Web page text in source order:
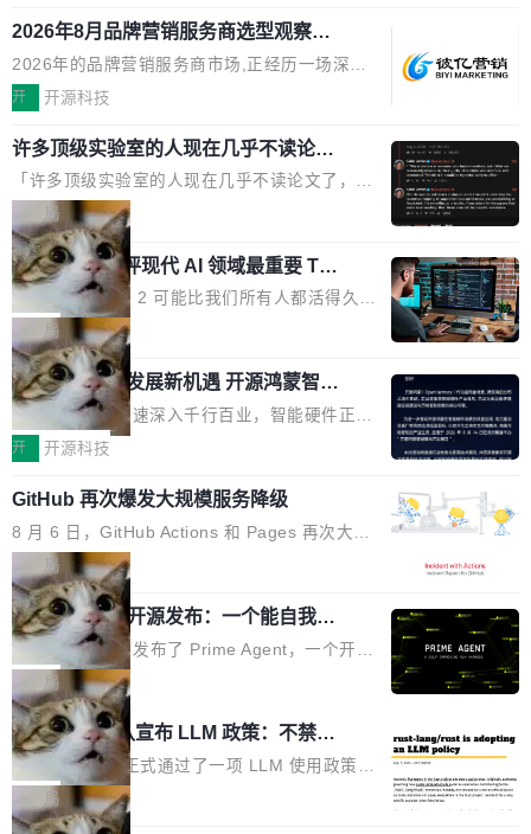
想快速了解背景 解释 让 AI 解释选中文本 读到
费解...
要。但用久了你会发现，它们本质上都是同一类
东西：一个带网页上下文的聊天框。 它们能读取
页面的文本，然后把文本丢给大模型，再返回一
段回答。仅此而已。 这当然有用，但总觉得差点
意思。比如我在一个后台管理系统里，需要填50
个表单字段，每个字段还有联动逻辑；比如我
想...
电源专为发烧级DIY主机与本地AI算力平台打
造，整机长度仅16厘米，提供1600W额定功率
与80PLUS钛金能效；支持ATX 3.1与PCIe 5.1
规范，结合服务器级元件、完善供电线材与内置
实时LCD监控屏，可充分满足当下高阶PC主机
的严苛使用需求。 澎湃功率，紧凑机身 钛金雕1
600PG5 AI TOP具备强悍输出功率，同时实现
机身尺寸大幅精简。整机长度仅16厘米，属于同
功率段机身尺寸十分紧凑的1600W电源产品。小
巧机身有效提升市面主流标准A...
2026年8月品牌营销服务商选型观察：
从流量思维到品牌资产思维的范式转移
2026年的品牌营销服务商市场,正经历一场深刻
的价值重构。全球全案品牌代理机构市场从2025
复合增长率达5.44%,预计2032年将突破120亿美
元。数字广告与公共关系相关服务市场更是从20
25年的8463亿美元扩张至2026年的8763亿美
元。数字的背后是一个清晰的事实——品牌对专
业化营销服务的需求从未如此迫切。 但市场扩容
的同时,服务商的竞争逻辑正在改变。2026年Top
Agency年度合辑的观察指出,“产品”这个离消费
者最近的载体,在整个品牌营销层面的权重显著变
高了。全域营销服务商的竞争正在从规模转向深
度,案例厚度、全域覆盖、多线协同...
开 开源科技
许多顶级实验室的人现在几乎不读论文
了
「许多顶级实验室的人现在几乎不读论文了，而
且他们认为 ICLR/ICML/NeurIPS 充斥着大量过
度宣传和欺诈。」 OpenAI 研究员 Keller Jorda
n 这条推文引发了广泛讨论。他不是在说风凉
话，他是说出了一个圈内人尽皆知但很少公开捅
破的事实。 Jordan 随后补充了一句软化声明：
「我不认为这些会议上大部分论文都在过度宣传
或造假。问题是，作为读者，如果你筛选出那些
看起来最令人兴奋的论文，那它们大部分都是过
度宣传的。」 这才是真正的痛点。不是所有论文
都有问题，是最吸引眼球的那批论文最有问题。
他引用的帖子来自 Mathew Shen，一位 ICLR 2
026 的读者：「看了篇 ...
局
xAI 前工程师评现代 AI 领域最重要 Top
3 开源项目
Flash Attention 2 可能比我们所有人都活得久。
这句话不是来自某个技术博客，而是出自 Hieu
Pham 的一条推文。Hieu Pham 是谁？他是 xAI
的早期工程师之一，在 Grok 训练基础设施团队
工作过。近日他在 X 上发了一条帖子，列出了他
认为现代 AI 领域最重要的三个开源项目。 第一
理由很具体。FA 系列不需要解释，但 FA2 是他
认为最重要的一个——复杂度恰到好处，刚好能
驱动你去学 CuTe，但还没被那些"邪恶的" Hopp
er++ 优化所淹没，足够容易修改和适配。 更关
键的是 FA2 的持久性...
局
共商智能硬件发展新机遇 开源鸿蒙智能
硬件开发者日杭州站即将举行
随着万物智联加速深入千行百业，智能硬件正从
单点设备迈向智能化、网联化、协同化发展。作
鸿蒙通过统一技术底座和分布式能力，为不同类
型智能设备的开发、连接与互联提供关键支撑，
也为产业链企业探索产品创新与商业增长打开新
的空间。 8月14日，开源鸿蒙智能硬件开发者日
（OHDD：OpenHarmony Hardware Develope
r Day）将在杭州启航。活动面向智能硬件产业
链企业和开发者，邀请行业专家与资深技术顾
问，围绕开源鸿蒙技术能力、设备适配、芯片适
配、功耗与稳定性调优、兼容性测评及统一互联
等内容展开系统讲解和实战交流，帮助企业进一
步了解开源鸿蒙在智能...
开 开源科技
GitHub 再次爆发大规模服务降级
8 月 6 日，GitHub Actions 和 Pages 再次大规
模服务降级，Actions 完全不可用超过 5 小时，
webhook 停发，连自托管 runner 也因调度层故
障无法工作。Pages、Copilot code review、C
opilot coding agent 全部受影响。从检测到完全
恢复，大约 12 小时。 这是 2026 年 8 月的第六
起事故，其中四起与 AI/Copilot 服务相关。 Git
Hub 员工 kdaigle 在 HN 讨论中贴出了一组数
据：2025 年全年 10 亿次 commit。现在，每周
2.75 亿次，全年预计 140 亿次。GitHub...
局
Prime Agent 开源发布：一个能自我改
进的编程 Agent，ARC-AGI 3 超越人类
专家基线
Prime Intellect 发布了 Prime Agent，一个开源
的编程 Agent Harness，核心设计围绕两个抽
象：Recursive Language Model（RLM）和 C
ontinual Harness。在 ARC-AGI 3 基准测试
上，Prime Agent + Opus 5 的组合达到了 95.
5% RHAE Best@1，超过了 ARC 报告的人类专
家基线 95.4%。 不是又一个 coding agent 包装
局
Rust 项目团队宣布 LLM 政策：不禁
止，但你要承认哪些代码不是你写的
Rust 语言项目正式通过了一项 LLM 使用政策，
覆盖 rust-lang/rust 单一仓库的代码贡献。这不
是项目级别的官方立场，目前由五个团队采纳，
局